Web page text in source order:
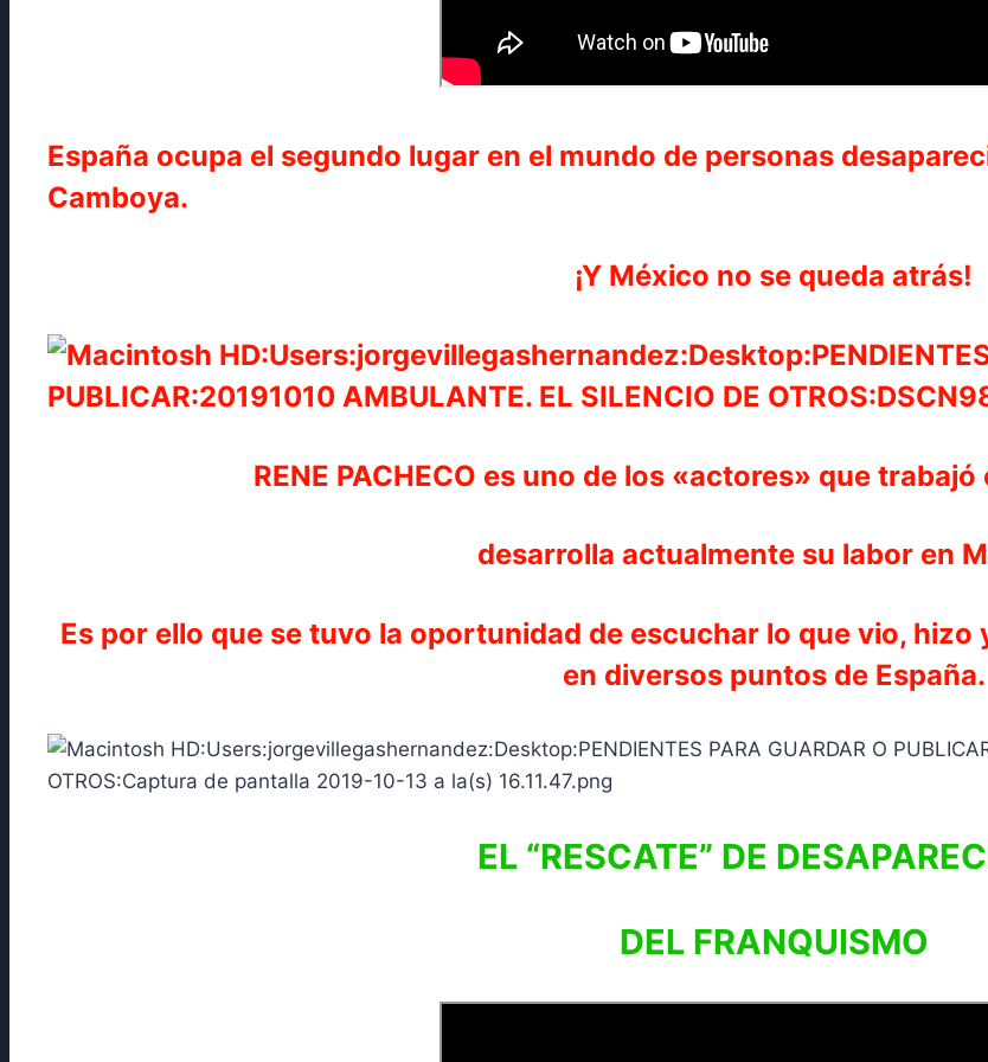
España ocupa el segundo lugar en el mundo de personas
Camboya.
¡Y México no se queda atrás!
RENE PACHECO es uno de los «actores» que
desarrolla actualmente su labor en
Es por ello que se tuvo la oportunidad de escuchar lo que vio,
en diversos puntos de España.
EL “RESCATE” DE
DEL FRANQUISMO